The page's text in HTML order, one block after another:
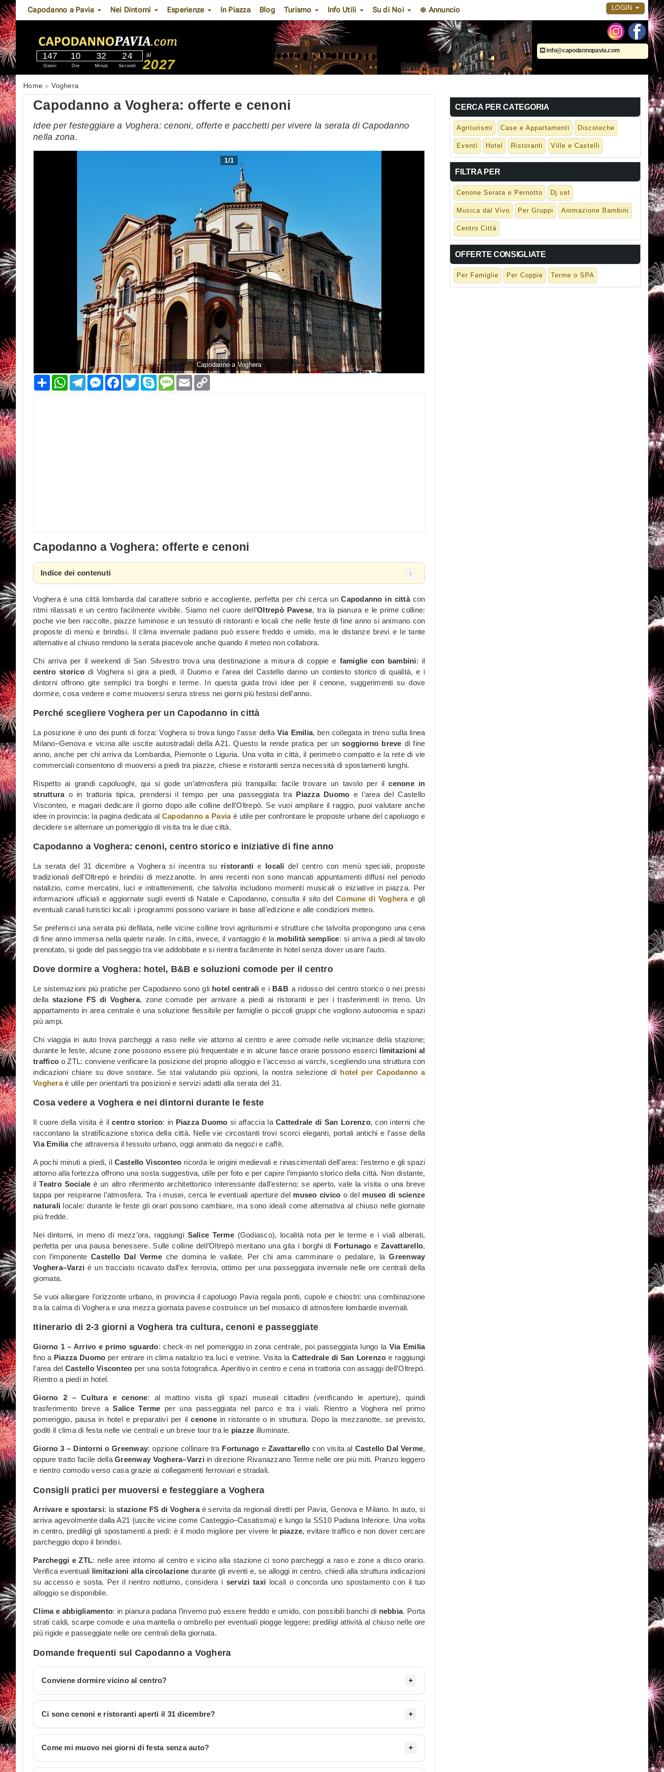
Capodanno a Pavia Nei Dintorni Esperienze In Piazza Blog Turismo Info Utili Su di Noi ⊕ Annuncio LOGIN
147
Giorni
10
Ore
32
Minuti
23
Secondi
al
2027
info@capodannopavia.com
Home Voghera
Capodanno a Voghera: offerte e cenoni
Idee per festeggiare a Voghera: cenoni, offerte e pacchetti per vivere la serata di Capodanno
nella zona.
1/1
Capodanno a Voghera
CondividiWhatsAppTelegramMessenger
Facebook
TwitterSkypeMessage
Email
Capodanno a Voghera: offerte e cenoni
Indice dei contenuti
Voghera è una città lombarda dal carattere sobrio e accogliente, perfetta per chi cerca unCapodanno in cittàcon
ritmi rilassati e un centro facilmente vivibile. Siamo nel cuore dell’Oltrepò Pavese, tra la pianura e le prime colline:
poche vie ben raccolte, piazze luminose e un tessuto di ristoranti e locali che nelle feste di fine anno si animano con
proposte di menù e brindisi. Il clima invernale padano può essere freddo e umido, ma le distanze brevi e le tante
alternative al chiuso rendono la serata piacevole anche quando il meteo non collabora.
Chi arriva per il weekend di San Silvestro trova una destinazione a misura di coppie e famiglie con bambini: il
centro storicodi Voghera si gira a piedi, il Duomo e l’area del Castello danno un contesto storico di qualità, e i
dintorni offrono gite semplici tra borghi e terme. In questa guida trovi idee per il cenone, suggerimenti su dove
dormire, cosa vedere e come muoversi senza stress nei giorni più festosi dell’anno.
Perché scegliere Voghera per un Capodanno in città
La posizione è uno dei punti di forza: Voghera si trova lungo l’asse della Via Emilia, ben collegata in treno sulla linea
Milano–Genova e vicina alle uscite autostradali della A21. Questo la rende pratica per unsoggiorno breve di fine
anno, anche per chi arriva da Lombardia, Piemonte o Liguria. Una volta in città, il perimetro compatto e la rete di vie
commerciali consentono di muoversi a piedi tra piazze, chiese e ristoranti senza necessità di spostamenti lunghi.
Rispetto ai grandi capoluoghi, qui si gode un’atmosfera più tranquilla: facile trovare un tavolo per ilcenone in
strutturao in trattoria tipica, prendersi il tempo per una passeggiata tra Piazza Duomo e l’area del Castello
Visconteo, e magari dedicare il giorno dopo alle colline dell’Oltrepò. Se vuoi ampliare il raggio, puoi valutare anche
idee in provincia: la pagina dedicata al Capodanno a Paviaè utile per confrontare le proposte urbane del capoluogo e
decidere se alternare un pomeriggio di visita tra le due città.
Capodanno a Voghera: cenoni, centro storico e iniziative di fine anno
La serata del 31 dicembre a Voghera si incentra su ristoranti e locali del centro con menù speciali, proposte
tradizionali dell’Oltrepò e brindisi di mezzanotte. In anni recenti non sono mancati appuntamenti diffusi nel periodo
natalizio, come mercatini, luci e intrattenimenti, che talvolta includono momenti musicali o iniziative in piazza. Per
informazioni ufficiali e aggiornate sugli eventi di Natale e Capodanno, consulta il sito delComune di Vogherae gli
eventuali canali turistici locali: i programmi possono variare in base all’edizione e alle condizioni meteo.
Se preferisci una serata più defilata, nelle vicine colline trovi agriturismi e strutture che talvolta propongono una cena
di fine anno immersa nella quiete rurale. In città, invece, il vantaggio è la mobilità semplice: si arriva a piedi al tavolo
prenotato, si gode del passeggio tra vie addobbate e si rientra facilmente in hotel senza dover usare l’auto.
Dove dormire a Voghera: hotel, B&B e soluzioni comode per il centro
Le sistemazioni più pratiche per Capodanno sono gli hotel centrali e i B&B a ridosso del centro storico o nei pressi
della stazione FS di Voghera, zone comode per arrivare a piedi ai ristoranti e per i trasferimenti in treno. Un
appartamento in area centrale è una soluzione flessibile per famiglie o piccoli gruppi che vogliono autonomia e spazi
più ampi.
Chi viaggia in auto trova parcheggi a raso nelle vie attorno al centro e aree comode nelle vicinanze della stazione;
durante le feste, alcune zone possono essere più frequentate e in alcune fasce orarie possono esserci limitazioni al
traffico o ZTL: conviene verificare la posizione del proprio alloggio e l’accesso ai varchi, scegliendo una struttura con
indicazioni chiare su dove sostare. Se stai valutando più opzioni, la nostra selezione di hotel per Capodanno a
Vogheraè utile per orientarti tra posizioni e servizi adatti alla serata del 31.
Cosa vedere a Voghera e nei dintorni durante le feste
Il cuore della visita è ilcentro storico: in Piazza Duomo si affaccia laCattedrale di San Lorenzo, con interni che
raccontano la stratificazione storica della città. Nelle vie circostanti trovi scorci eleganti, portali antichi e l’asse della
Via Emiliache attraversa il tessuto urbano, oggi animato da negozi e caffè.
A pochi minuti a piedi, il Castello Visconteo ricorda le origini medievali e rinascimentali dell’area: l’esterno e gli spazi
attorno alla fortezza offrono una sosta suggestiva, utile per foto e per capire l’impianto storico della città. Non distante,
ilTeatro Sociale è un altro riferimento architettonico interessante dall’esterno; se aperto, vale la visita o una breve
tappa per respirarne l’atmosfera. Tra i musei, cerca le eventuali aperture del museo civico o del museo di scienze
naturali locale: durante le feste gli orari possono cambiare, ma sono ideali come alternativa al chiuso nelle giornate
più fredde.
Nei dintorni, in meno di mezz’ora, raggiungi Salice Terme(Godiasco), località nota per le terme e i viali alberati,
perfetta per una pausa benessere. Sulle colline dell’Oltrepò meritano una gita i borghi di Fortunago eZavattarello,
con l’imponenteCastello Dal Vermeche domina le vallate. Per chi ama camminare o pedalare, laGreenway
Voghera–Varzi è un tracciato ricavato dall’ex ferrovia, ottimo per una passeggiata invernale nelle ore centrali della
giornata.
Se vuoi allargare l’orizzonte urbano, in provincia il capoluogo Pavia regala ponti, cupole e chiostri: una combinazione
tra la calma di Voghera e una mezza giornata pavese costruisce un bel mosaico di atmosfere lombarde invernali.
Itinerario di 2-3 giorni a Voghera tra cultura, cenoni e passeggiate
Giorno 1 – Arrivo e primo sguardo: check-in nel pomeriggio in zona centrale, poi passeggiata lungo la Via Emilia
fino a Piazza Duomo per entrare in clima natalizio tra luci e vetrine. Visita laCattedrale di San Lorenzo e raggiungi
l’area del Castello Visconteo per una sosta fotografica. Aperitivo in centro e cena in trattoria con assaggi dell’Oltrepò.
Rientro a piedi in hotel.
Giorno 2 – Cultura e cenone: al mattino visita gli spazi museali cittadini (verificando le aperture), quindi
trasferimento breve aSalice Terme per una passeggiata nel parco e tra i viali. Rientro a Voghera nel primo
pomeriggio, pausa in hotel e preparativi per ilcenonein ristorante o in struttura. Dopo la mezzanotte, se previsto,
goditi il clima di festa nelle vie centrali e un breve tour tra le piazze illuminate.
Giorno 3 – Dintorni o Greenway: opzione collinare tra Fortunago e Zavattarello con visita al Castello Dal Verme,
oppure tratto facile dellaGreenway Voghera–Varzi in direzione Rivanazzano Terme nelle ore più miti. Pranzo leggero
e rientro comodo verso casa grazie ai collegamenti ferroviari e stradali.
Consigli pratici per muoversi e festeggiare a Voghera
Arrivare e spostarsi: lastazione FS di Vogheraè servita da regionali diretti per Pavia, Genova e Milano. In auto, si
arriva agevolmente dalla A21 (uscite vicine come Casteggio–Casatisma) e lungo la SS10 Padana Inferiore. Una volta
in centro, prediligi gli spostamenti a piedi: è il modo migliore per vivere le piazze, evitare traffico e non dover cercare
parcheggio dopo il brindisi.
Parcheggi e ZTL: nelle aree intorno al centro e vicino alla stazione ci sono parcheggi a raso e zone a disco orario.
Verifica eventuali limitazioni alla circolazione durante gli eventi e, se alloggi in centro, chiedi alla struttura indicazioni
su accesso e sosta. Per il rientro notturno, considera i servizi taxi locali o concorda uno spostamento con il tuo
alloggio se disponibile.
Clima e abbigliamento: in pianura padana l’inverno può essere freddo e umido, con possibili banchi di nebbia. Porta
strati caldi, scarpe comode e una mantella o ombrello per eventuali piogge leggere; prediligi attività al chiuso nelle ore
più rigide e passeggiate nelle ore centrali della giornata.
Domande frequenti sul Capodanno a Voghera
Conviene dormire vicino al centro?
Ci sono cenoni e ristoranti aperti il 31 dicembre?
Come mi muovo nei giorni di festa senza auto?
CERCA PER CATEGORIA
Agriturismi Case e Appartamenti Discoteche
Eventi Hotel Ristoranti Ville e Castelli
FILTRA PER
Cenone Serata e Pernotto Dj set
Musica dal Vivo Per Gruppi Animazione Bambini
Centro Città
OFFERTE CONSIGLIATE
Per Famiglie Per Coppie Terme o SPA